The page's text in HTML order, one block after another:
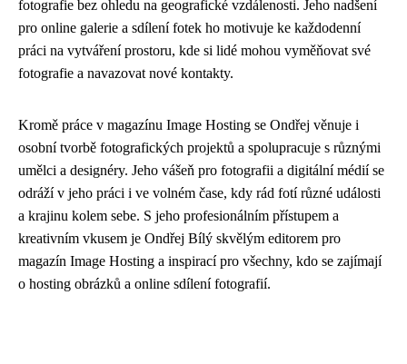
fotografie bez ohledu na geografické vzdálenosti. Jeho nadšení
pro online galerie a sdílení fotek ho motivuje ke každodenní
práci na vytváření prostoru, kde si lidé mohou vyměňovat své
fotografie a navazovat nové kontakty.
Kromě práce v magazínu Image Hosting se Ondřej věnuje i
osobní tvorbě fotografických projektů a spolupracuje s různými
umělci a designéry. Jeho vášeň pro fotografii a digitální médií se
odráží v jeho práci i ve volném čase, kdy rád fotí různé události
a krajinu kolem sebe. S jeho profesionálním přístupem a
kreativním vkusem je Ondřej Bílý skvělým editorem pro
magazín Image Hosting a inspirací pro všechny, kdo se zajímají
o hosting obrázků a online sdílení fotografií.